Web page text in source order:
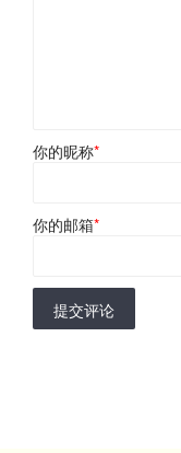
你的昵称*
你的邮箱*
提交评论